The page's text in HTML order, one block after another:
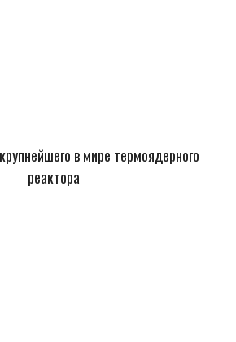
в мире термоядерного
реактора